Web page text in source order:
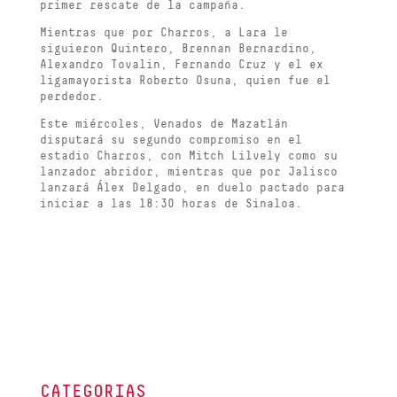
primer rescate de la campaña.
Mientras que por Charros, a Lara le
siguieron Quintero, Brennan Bernardino,
Alexandro Tovalin, Fernando Cruz y el ex
ligamayorista Roberto Osuna, quien fue el
perdedor.
Este miércoles, Venados de Mazatlán
disputará su segundo compromiso en el
estadio Charros, con Mitch Lilvely como su
lanzador abridor, mientras que por Jalisco
lanzará Álex Delgado, en duelo pactado para
iniciar a las 18:30 horas de Sinaloa.
CATEGORIAS